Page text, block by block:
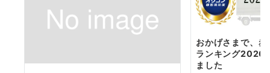
おかげさまで、
ランキング2020
ました